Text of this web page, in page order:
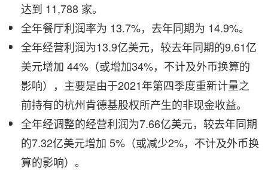
达到 11,788 家。
全年餐厅利润率为 13.7%，去年同期为 14.9%。
全年经营利润为13.9亿美元，较去年同期的9.61亿
美元增加 44%（或增加34%，不计及外币换算的
影响），主要是由于2021年第四季度重新计量之
前持有的杭州肯德基股权所产生的非现金收益。
全年经调整的经营利润为7.66亿美元，较去年同期
的7.32亿美元增加 5%（或减少2%，不计及外币换
算的影响）。